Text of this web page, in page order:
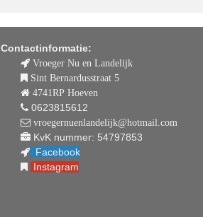
Contactinformatie:
Vroeger Nu en Landelijk
Sint Bernardusstraat 5
4741RP Hoeven
0623815612
vroegernuenlandelijk@hotmail.com
KvK nummer: 54797853
Facebook
Instagram